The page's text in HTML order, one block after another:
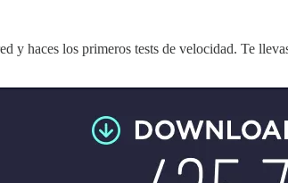
haces los primeros tests de velocidad. Te